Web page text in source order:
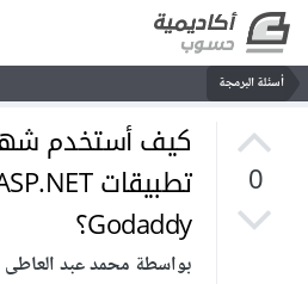
أسئلة البرمجة
0
Godaddy؟
بواسطة محمد عبد العاطى